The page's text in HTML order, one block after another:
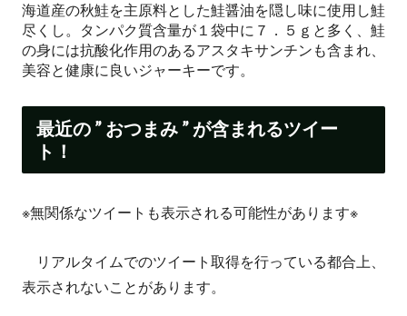
海道産の秋鮭を主原料とした鮭醤油を隠し味に使用し鮭
尽くし。タンパク質含量が１袋中に７．５ｇと多く、鮭
の身には抗酸化作用のあるアスタキサンチンも含まれ、
美容と健康に良いジャーキーです。
最近の ” おつまみ ” が含まれるツイー
ト！
※無関係なツイートも表示される可能性があります※
リアルタイムでのツイート取得を行っている都合上、
表示されないことがあります。